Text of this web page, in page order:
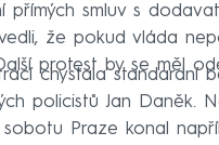
smluv s
že pokud vláda
protest by se měl
chystala standardní
policistů Jan Daněk.
Praze konal